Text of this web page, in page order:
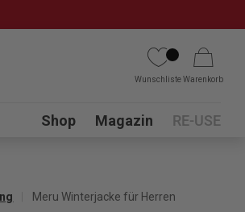
WunschlisteWarenkorb
Submenu
Shop Magazin RE-USE
Meru Winterjacke für Herren